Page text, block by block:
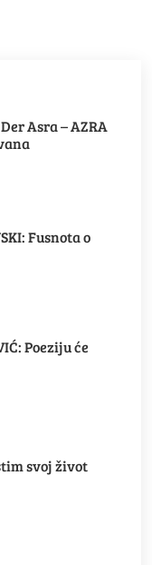
Asra – AZRA
Fusnota o
Poeziju će
svoj život